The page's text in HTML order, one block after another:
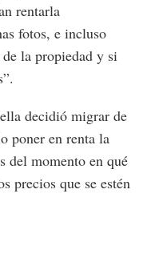
rentarla
fotos, e incluso
la propiedad y si
decidió migrar de
poner en renta la
del momento en qué
precios que se estén